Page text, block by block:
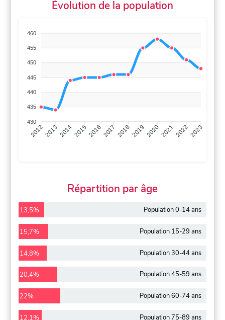
Évolution de la population
460
455
450
445
440
435
430
201220132014201520162017 20182019 2020202120222023
Répartition par âge
13,5% Population 0-14 ans
15,7% Population 15-29 ans
14,8% Population 30-44 ans
20,4% Population 45-59 ans
22% Population 60-74 ans
12,1% Population 75-89 ans